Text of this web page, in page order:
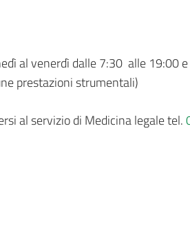
al venerdì dalle 7:30 alle 19:00
prestazioni strumentali)
al servizio di Medicina legale tel.